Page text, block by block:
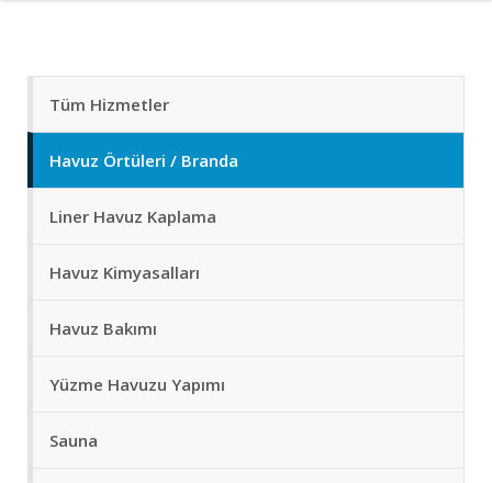
Tüm Hizmetler
Havuz Örtüleri / Branda
Liner Havuz Kaplama
Havuz Kimyasalları
Havuz Bakımı
Yüzme Havuzu Yapımı
Sauna